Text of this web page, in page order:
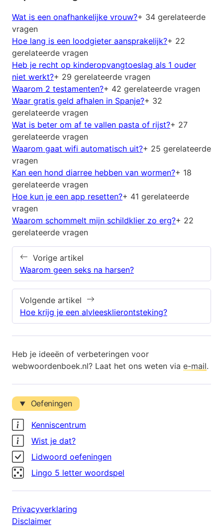
Wat is een onafhankelijke vrouw?+ 34 gerelateerde
vragen
Hoe lang is een loodgieter aansprakelijk?+ 22
gerelateerde vragen
Heb je recht op kinderopvangtoeslag als 1 ouder
niet werkt?+ 29 gerelateerde vragen
Waarom 2 testamenten?+ 42 gerelateerde vragen
Waar gratis geld afhalen in Spanje?+ 32
gerelateerde vragen
Wat is beter om af te vallen pasta of rijst?+ 27
gerelateerde vragen
Waarom gaat wifi automatisch uit?+ 25 gerelateerde
vragen
Kan een hond diarree hebben van wormen?+ 18
gerelateerde vragen
Hoe kun je een app resetten?+ 41 gerelateerde
vragen
Waarom schommelt mijn schildklier zo erg?+ 22
gerelateerde vragen
Vorige artikel
Waarom geen seks na harsen?
Volgende artikel
Hoe krijg je een alvleesklierontsteking?
Heb je ideeën of verbeteringen voor
webwoordenboek.nl? Laat het ons weten via e-mail.
Oefeningen
Kenniscentrum
Wist je dat?
Lidwoord oefeningen
Lingo 5 letter woordspel
Privacyverklaring
Disclaimer